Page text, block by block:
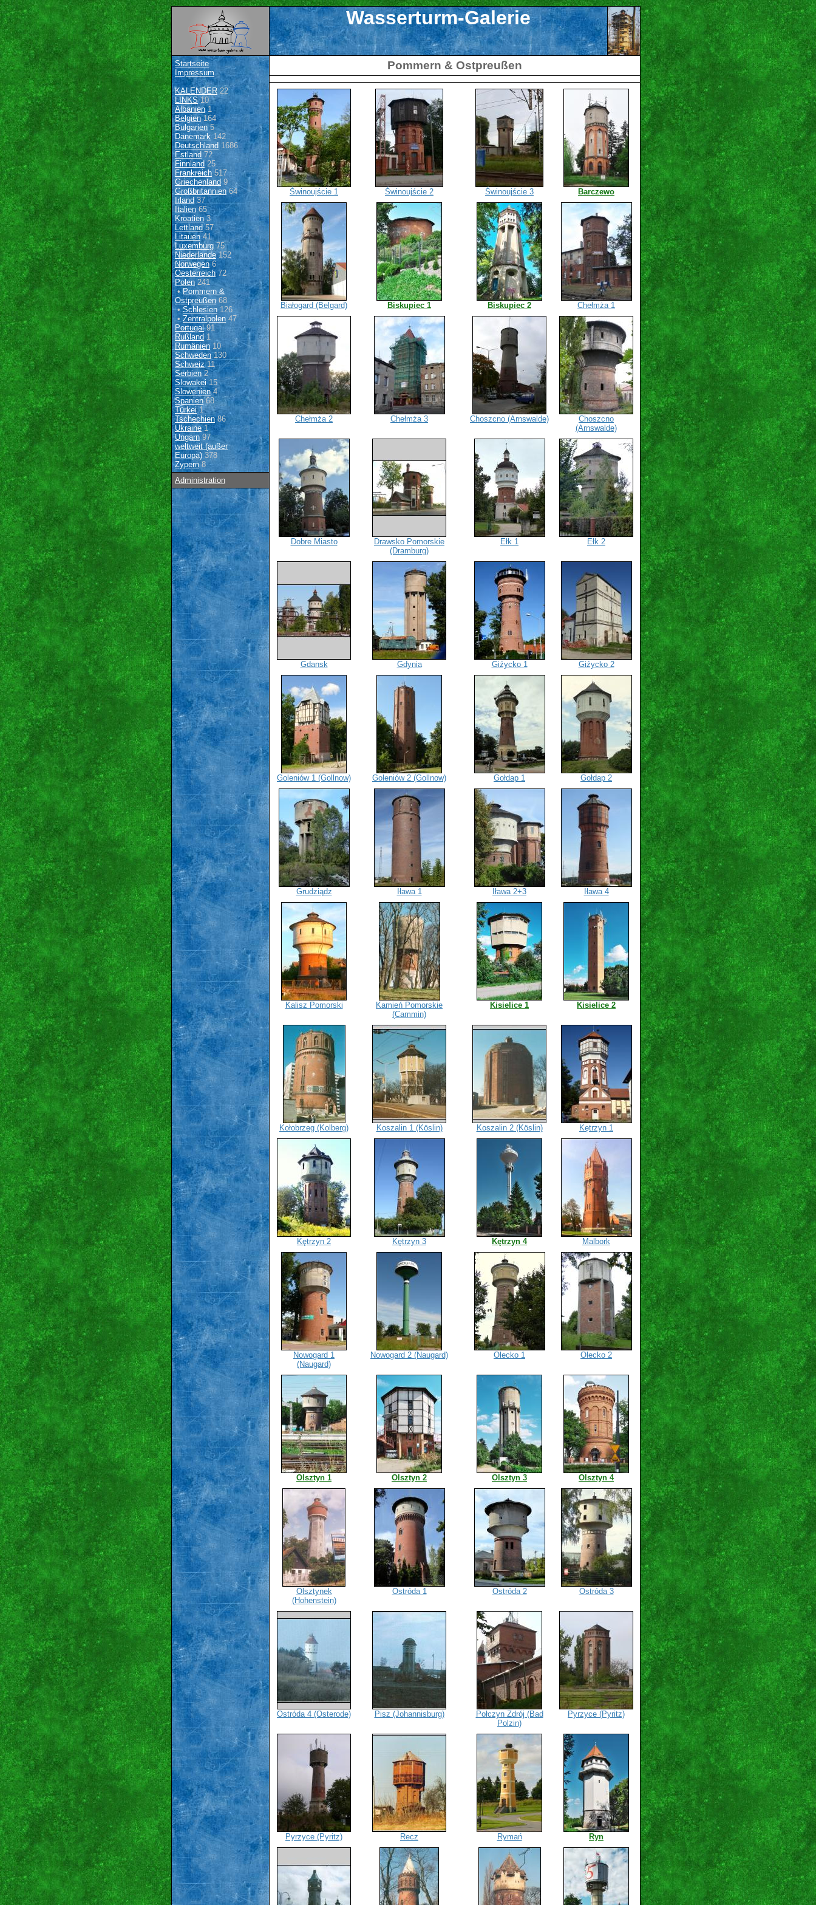
Wasserturm-Galerie
Startseite
Impressum
KALENDER22
LINKS10
Albanien1
Belgien164
Bulgarien 5
Dänemark142
Deutschland 1686
Estland 72
Finnland 25
Frankreich517
Griechenland9
Großbritannien64
Irland 37
Italien65
Kroatien3
Lettland57
Litauen41
Luxemburg 75
Niederlande152
Norwegen6
Oesterreich72
Polen 241
•Pommern &
Ostpreußen 68
•Schlesien 126
• Zentralpolen 47
Portugal91
Rußland1
Rumänien 10
Schweden130
Schweiz11
Serbien2
Slowakei15
Slowenien4
Spanien68
Türkei1
Tschechien86
Ukraine1
Ungarn 97
weltweit (außer
Europa) 378
Zypern 8
Administration
Pommern & Ostpreußen
Świnoujście 1 Świnoujście 2 Świnoujście 3 Barczewo
Białogard (Belgard) Biskupiec 1 Biskupiec 2 Chełmża 1
Chełmża 2 Chełmża 3 Choszcno (Arnswalde)
Choszcno
(Arnswalde)
Dobre Miasto
Drawsko Pomorskie
(Dramburg)
Ełk 1 Ełk 2
Gdansk Gdynia Giźycko 1 Giźycko 2
Goleniów 1 (Gollnow) Goleniów 2 (Gollnow) Gołdap 1 Gołdap 2
Grudziądz Iława 1 Iława 2+3 Iława 4
Kalisz Pomorski
Kamień Pomorskie
(Cammin)
Kisielice 1 Kisielice 2
Kołobrzeg (Kolberg) Koszalin 1 (Köslin) Koszalin 2 (Köslin) Kętrzyn 1
Kętrzyn 2 Kętrzyn 3 Kętrzyn 4 Malbork
Nowogard 1
(Naugard)
Nowogard 2 (Naugard) Olecko 1 Olecko 2
Olsztyn 1 Olsztyn 2 Olsztyn 3 Olsztyn 4
Olsztynek
(Hohenstein)
Ostróda 1 Ostróda 2 Ostróda 3
Ostróda 4 (Osterode) Pisz (Johannisburg)
Połczyn Zdrój (Bad
Polzin)
Pyrzyce (Pyritz)
Pyrzyce (Pyritz) Recz Rymań Ryn